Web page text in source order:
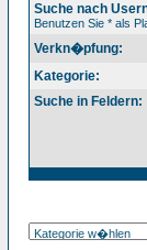
Suche nach
Benutzen Sie * als
Verkn�pfung:
Kategorie:
Suche in Feldern: